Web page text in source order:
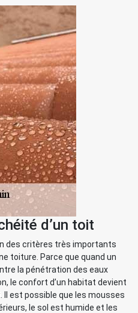
d’un toit
des critères très importants
toiture. Parce que quand un
la pénétration des eaux
le confort d’un habitat devient
est possible que les mousses
le sol est humide et les